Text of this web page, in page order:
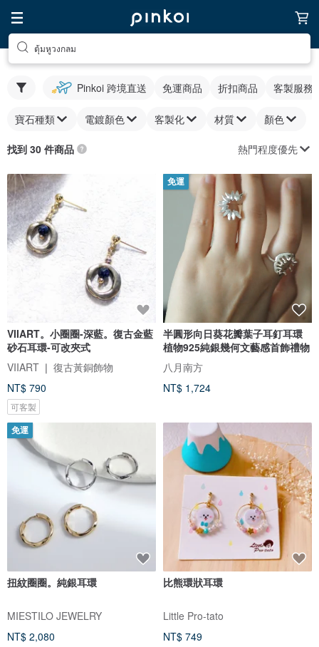
ตุ้มหูวงกลม
Pinkoi 跨境直送 免運商品 折扣商品 客製服務
寶石種類 電鍍顏色 客製化 材質 顏色
找到 30 件商品 熱門程度優先
VIIART。小圈圈-深藍。復古金藍
砂石耳環-可改夾式
VIIART ❘ 復古黃銅飾物
NT$ 790
可客製
免運
半圓形向日葵花瓣葉子耳釘耳環
植物925純銀幾何文藝感首飾禮物
八月南方
NT$ 1,724
免運
扭紋圈圈。純銀耳環
MIESTILO JEWELRY
NT$ 2,080
比熊環狀耳環
Little Pro-tato
NT$ 749